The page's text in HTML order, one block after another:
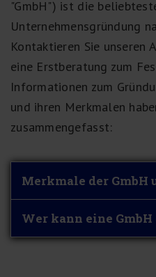
"GmbH") ist die
Unternehmensgründung
Kontaktieren Sie unseren
eine Erstberatung zum
Informationen zum
und ihren Merkmalen
zusammengefasst:
Merkmale der GmbH
Wer kann eine